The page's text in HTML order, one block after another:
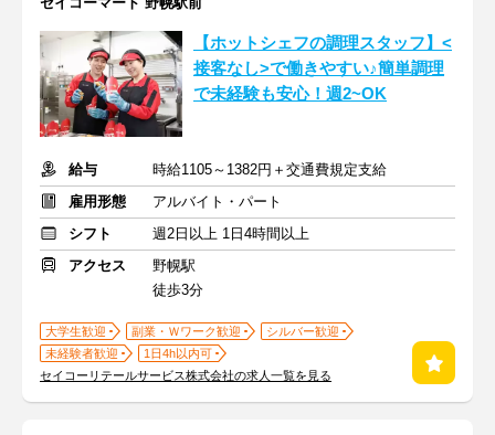
【ホットシェフの調理スタッフ】<
接客なし>で働きやすい♪簡単調理
で未経験も安心！週2~OK
給与
時給1105～1382円＋交通費規定支給
雇用形態
アルバイト・パート
シフト
週2日以上 1日4時間以上
アクセス
野幌駅
徒歩3分
大学生歓迎 副業・Ｗワーク歓迎
シルバー歓迎
未経験者歓迎
1日4h以内可
セイコーリテールサービス株式会社の求人一覧を見る